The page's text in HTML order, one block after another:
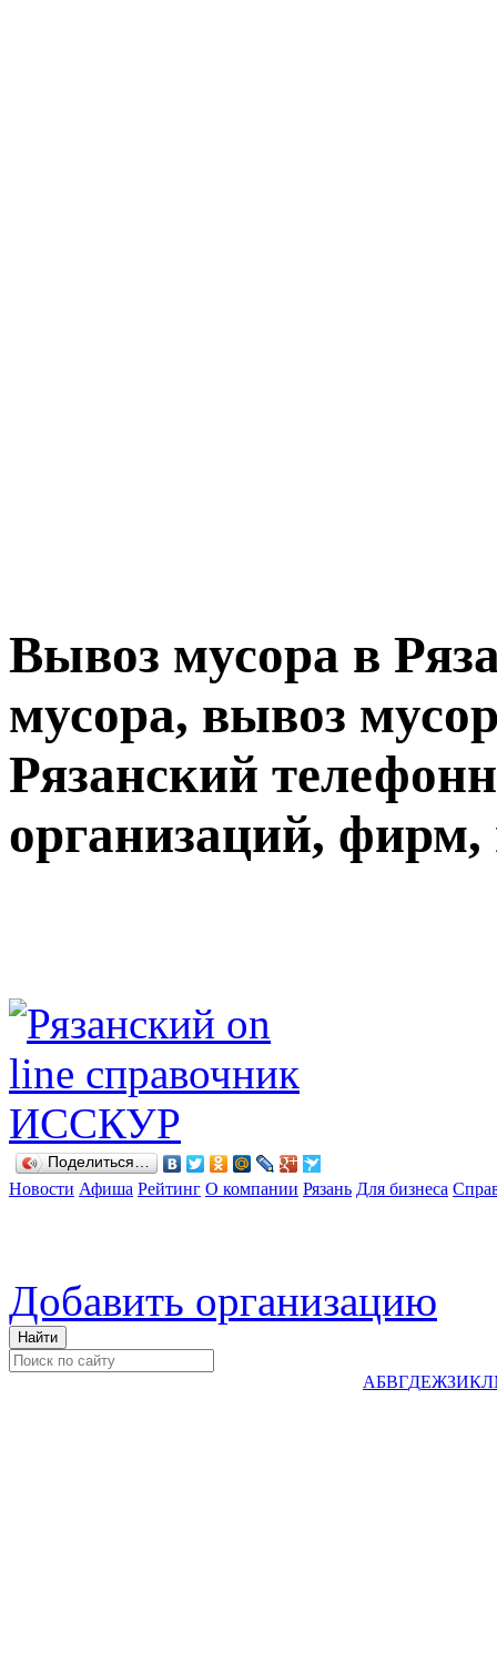
Вывоз мусора в
мусора, вывоз
Рязанский
организаций,
Поделиться…
Новости Афиша Рейтинг О компании Рязань Для бизнеса
Добавить организацию
АБВГДЕЖЗИКЛ